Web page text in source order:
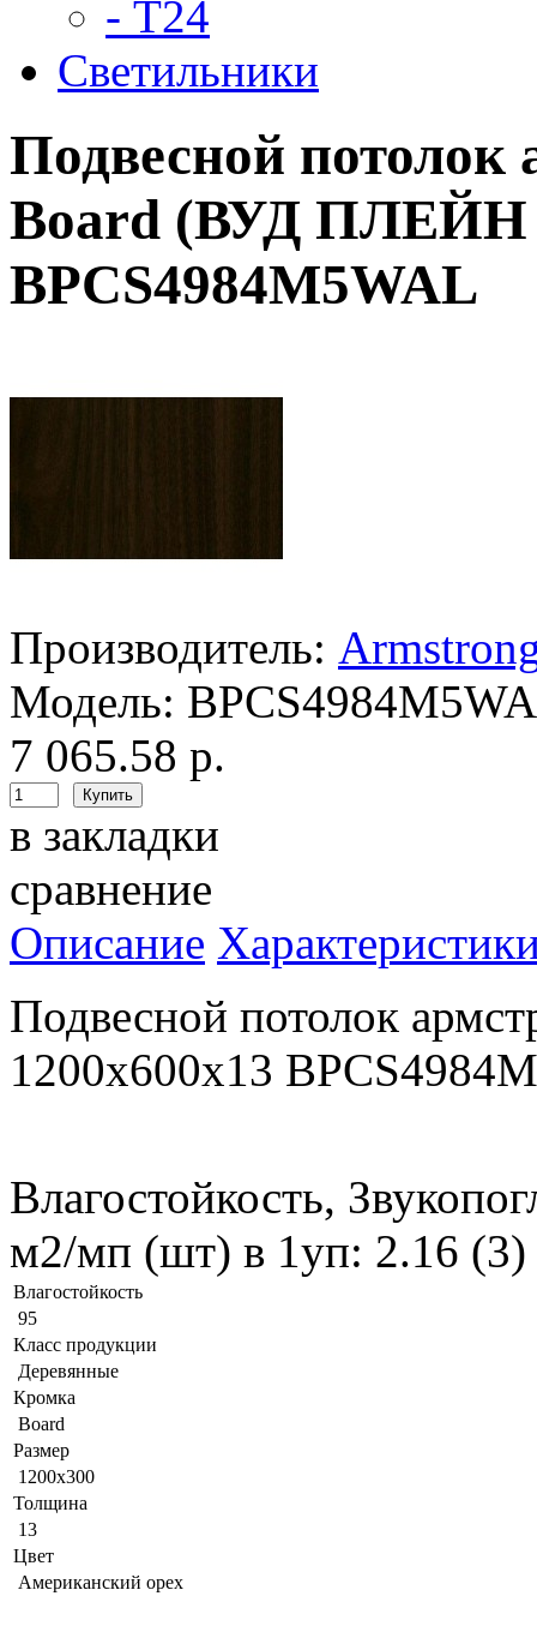
- Т24
Светильники
Подвесной потолок
Board (ВУД ПЛЕЙН
BPCS4984M5WAL
Производитель:
Модель:
7 065.58 р.
в закладки
сравнение
Описание
Подвесной потолок
1200x600x13
Влагостойкость,
м2/мп (шт) в 1уп: 2.16 (3)
Влагостойкость
95
Класс продукции
Деревянные
Кромка
Board
Размер
1200x300
Толщина
13
Цвет
Американский орех